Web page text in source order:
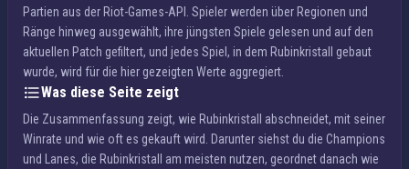
Partien aus der Riot-Games-API. Spieler werden über Regionen und
Ränge hinweg ausgewählt, ihre jüngsten Spiele gelesen und auf den
aktuellen Patch gefiltert, und jedes Spiel, in dem Rubinkristall gebaut
wurde, wird für die hier gezeigten Werte aggregiert.
Was diese Seite zeigt
Die Zusammenfassung zeigt, wie Rubinkristall abschneidet, mit seiner
Winrate und wie oft es gekauft wird. Darunter siehst du die Champions
und Lanes, die Rubinkristall am meisten nutzen, geordnet danach wie